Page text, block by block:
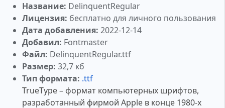
Название: DelinquentRegular
Лицензия: бесплатно для личного пользования
Дата добавления: 2022-12-14
Добавил: Fontmaster
Файл: DelinquentRegular.ttf
Размер: 32,7 кб
Тип формата: .ttf
TrueType – формат компьютерных шрифтов,
разработанный фирмой Apple в конце 1980-х